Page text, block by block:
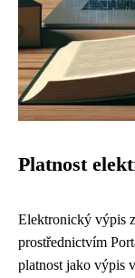
Platnost
Elektronický výpis
prostřednictvím
platnost jako výpis